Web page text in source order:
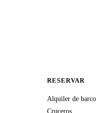
RESERVAR
Alquiler de barco
Cruceros